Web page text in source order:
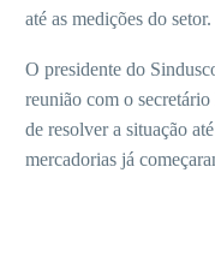
até as medições do setor.
O presidente do
reunião com o
de resolver a situação
mercadorias já